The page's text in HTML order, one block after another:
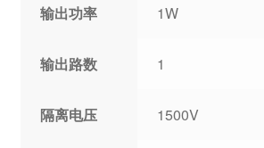
输出功率 1W
输出路数 1
隔离电压 1500V